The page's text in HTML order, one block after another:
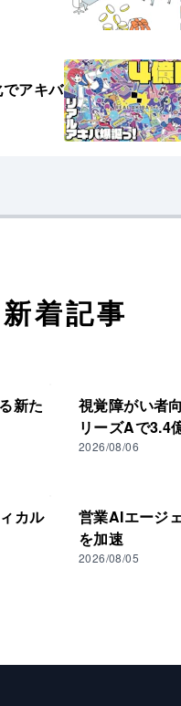
アキバ
新着記事
新た
視覚障がい者
リーズAで3.4
2026/08/06
カル
営業AIエージ
を加速
2026/08/05